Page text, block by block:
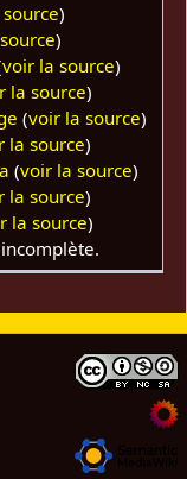
)
)
voir la source)
la source)
(voir la source)
la source)
(voir la source)
la source)
la source)